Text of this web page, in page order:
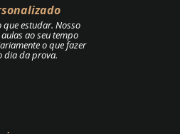
que estudar. Nosso
ao seu tempo
o que fazer
dia da prova.